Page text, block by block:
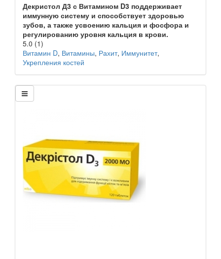
Декристол Д3 с Витамином D3 поддерживает
иммунную систему и способствует здоровью
зубов, а также усвоению кальция и фосфора и
регулированию уровня кальция в крови.
5.0 (1)
Витамин D, Витамины, Рахит, Иммунитет,
Укрепления костей